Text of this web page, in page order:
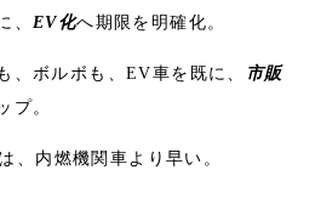
、 EV化へ期限を明確化。
、ボルボも、EV車を既に、
市販
プ。
、内燃機関車より早い。